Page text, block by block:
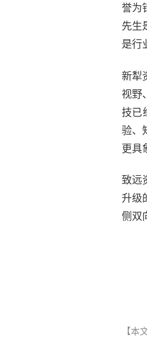
誉为
先生
是行
新犁
视野
技已
验、
更具
致远
升级
侧双
【